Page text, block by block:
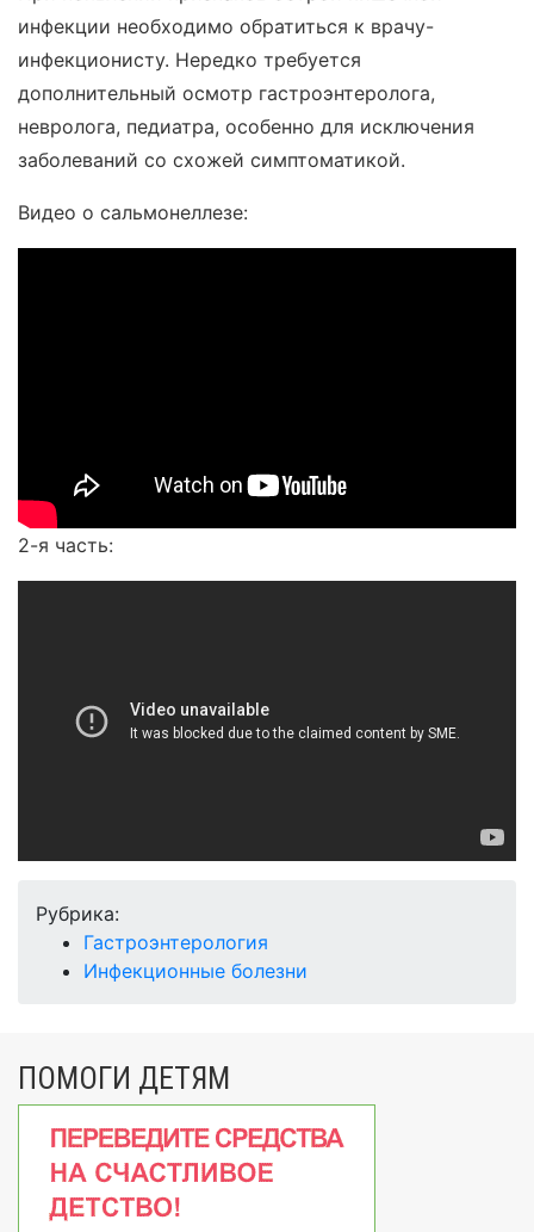
инфекции необходимо обратиться к врачу-
инфекционисту. Нередко требуется
дополнительный осмотр гастроэнтеролога,
невролога, педиатра, особенно для исключения
заболеваний со схожей симптоматикой.
Видео о cальмонеллезе:
2-я часть:
Рубрика:
Гастроэнтерология
Инфекционные болезни
ПОМОГИ ДЕТЯМ